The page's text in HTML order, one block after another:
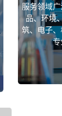
服务领域
品、环境
筑、电子
专